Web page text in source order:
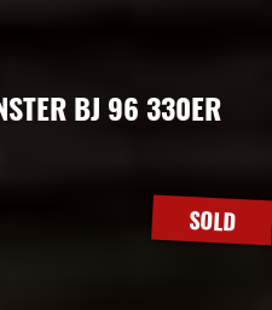
BJ 96 330ER
SOLD